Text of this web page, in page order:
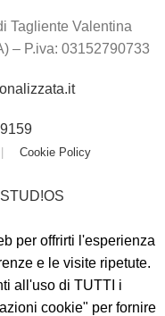
Tagliente Valentina
– P.iva: 03152790733
| Cookie Policy
STUD!OS
per offrirti l'esperienza
e le visite ripetute.
all'uso di TUTTI i
cookie" per fornire